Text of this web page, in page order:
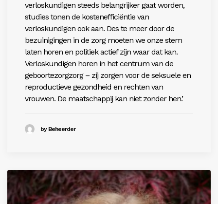
verloskundigen steeds belangrijker gaat worden,
studies tonen de kostenefficiëntie van
verloskundigen ook aan. Des te meer door de
bezuinigingen in de zorg moeten we onze stem
laten horen en politiek actief zijn waar dat kan.
Verloskundigen horen in het centrum van de
geboortezorgzorg – zij zorgen voor de seksuele en
reproductieve gezondheid en rechten van
vrouwen. De maatschappij kan niet zonder hen.’
by Beheerder